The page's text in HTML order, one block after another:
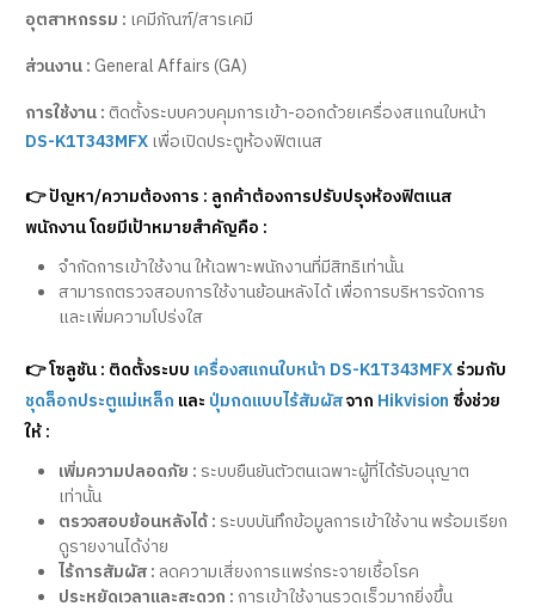
อุตสาหกรรม : เคมีภัณฑ์/สารเคมี
ส่วนงาน :General Affairs (GA)
การใช้งาน : ติดตั้งระบบควบคุมการเข้า-ออกด้วยเครื่องสแกนใบหน้า
DS-K1T343MFXเพื่อเปิดประตูห้องฟิตเนส
👉 ปัญหา/ความต้องการ : ลูกค้าต้องการปรับปรุงห้องฟิตเนส
พนักงาน โดยมีเป้าหมายสำคัญคือ :
จำกัดการเข้าใช้งาน ให้เฉพาะพนักงานที่มีสิทธิเท่านั้น
สามารถตรวจสอบการใช้งานย้อนหลังได้ เพื่อการบริหารจัดการ
และเพิ่มความโปร่งใส
👉 โซลูชัน : ติดตั้งระบบ เครื่องสแกนใบหน้า DS-K1T343MFXร่วมกับ
ชุดล็อกประตูแม่เหล็ก และ ปุ่มกดแบบไร้สัมผัสจาก Hikvision ซึ่งช่วย
ให้ :
เพิ่มความปลอดภัย :ระบบยืนยันตัวตนเฉพาะผู้ที่ได้รับอนุญาต
เท่านั้น
ตรวจสอบย้อนหลังได้ :ระบบบันทึกข้อมูลการเข้าใช้งาน พร้อมเรียก
ดูรายงานได้ง่าย
ไร้การสัมผัส : ลดความเสี่ยงการแพร่กระจายเชื้อโรค
ประหยัดเวลาและสะดวก :การเข้าใช้งานรวดเร็วมากยิ่งขึ้น